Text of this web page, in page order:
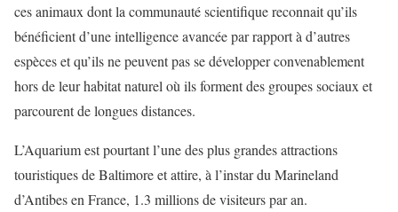
ces animaux dont la communauté scientifique reconnait qu’ils
bénéficient d’une intelligence avancée par rapport à d’autres
espèces et qu’ils ne peuvent pas se développer convenablement
hors de leur habitat naturel où ils forment des groupes sociaux et
parcourent de longues distances.
L’Aquarium est pourtant l’une des plus grandes attractions
touristiques de Baltimore et attire, à l’instar du Marineland
d’Antibes en France, 1.3 millions de visiteurs par an.